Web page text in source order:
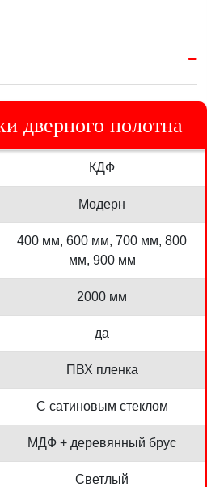
дверного полотна
КДФ
Модерн
400 мм, 600 мм, 700 мм, 800
мм, 900 мм
2000 мм
да
ПВХ пленка
С сатиновым стеклом
МДФ + деревянный брус
Светлый